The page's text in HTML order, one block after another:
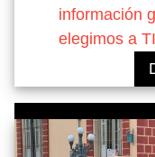
información
elegimos a